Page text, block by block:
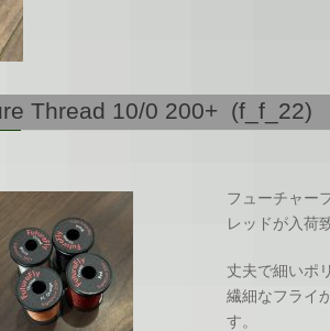
Thread 10/0 200+ (f_f_22)
フューチャー
レッドが入荷
丈夫で細いポ
繊細なフライ
す。